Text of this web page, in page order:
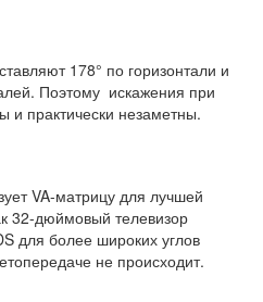
178° по горизонтали и
Поэтому искажения при
и практически незаметны.
VA-матрицу для лучшей
32-дюймовый телевизор
для более широких углов
не происходит.